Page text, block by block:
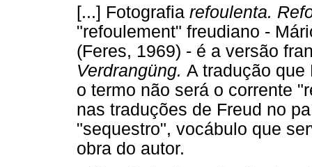
[...] Fotografia refoulenta.
"refoulement" freudiano -
(Feres, 1969) - é a versão
Verdrangüng. A tradução que
o termo não será o corrente
nas traduções de Freud no
"sequestro", vocábulo que
obra do autor.